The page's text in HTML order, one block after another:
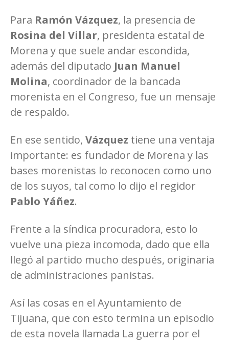
Para Ramón Vázquez, la presencia de
Rosina del Villar, presidenta estatal de
Morena y que suele andar escondida,
además del diputado Juan Manuel
Molina, coordinador de la bancada
morenista en el Congreso, fue un mensaje
de respaldo.
En ese sentido, Vázquez tiene una ventaja
importante: es fundador de Morena y las
bases morenistas lo reconocen como uno
de los suyos, tal como lo dijo el regidor
Pablo Yáñez.
Frente a la síndica procuradora, esto lo
vuelve una pieza incomoda, dado que ella
llegó al partido mucho después, originaria
de administraciones panistas.
Así las cosas en el Ayuntamiento de
Tijuana, que con esto termina un episodio
de esta novela llamada La guerra por el